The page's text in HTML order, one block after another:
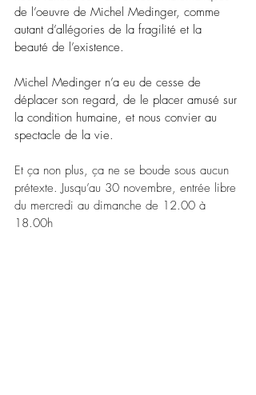
de l’oeuvre de Michel Medinger, comme
autant d’allégories de la fragilité et la
beauté de l’existence.
Michel Medinger n’a eu de cesse de
déplacer son regard, de le placer amusé sur
la condition humaine, et nous convier au
spectacle de la vie.
Et ça non plus, ça ne se boude sous aucun
prétexte. Jusqu’au 30 novembre, entrée libre
du mercredi au dimanche de 12.00 à
18.00h